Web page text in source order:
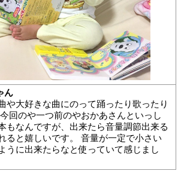
ん
や大好きな曲にのって踊ったり歌ったり
回のや一つ前のやおかあさんといっし
もなんですが、出来たら音量調節出来る
ると嬉しいです。 音量が一定で小さい
うに出来たらなと使っていて感じまし